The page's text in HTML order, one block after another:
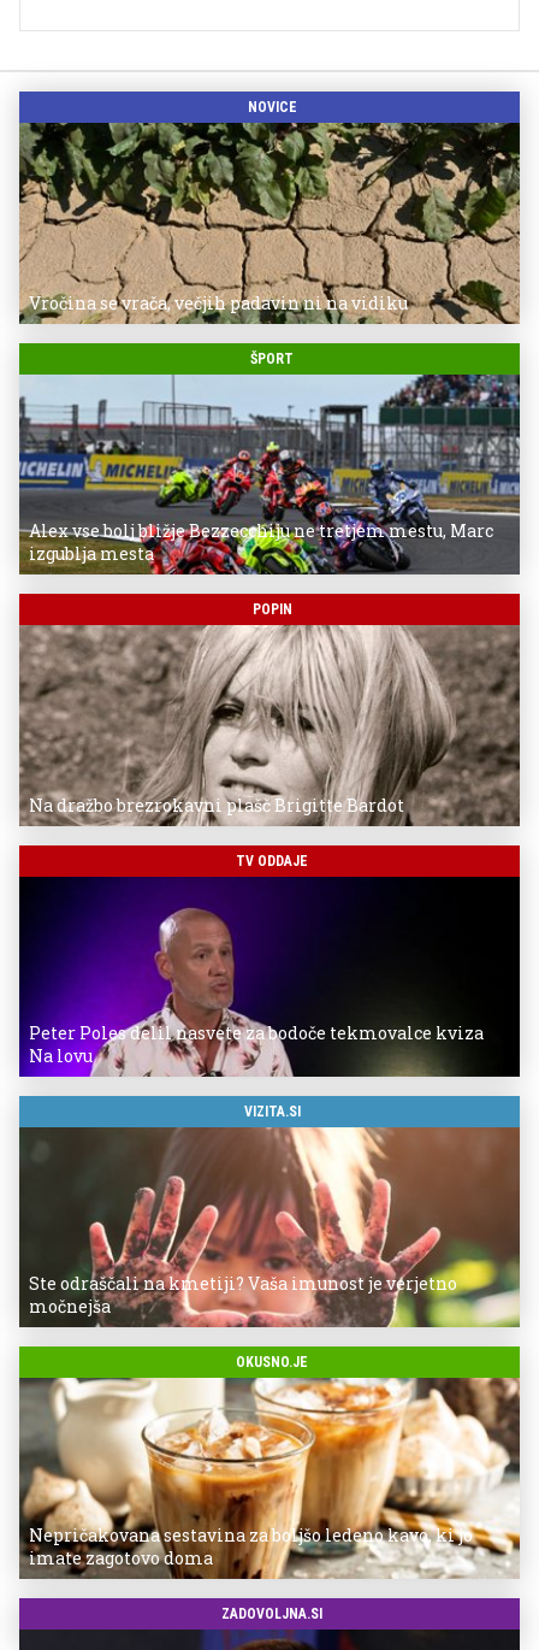
NOVICE
Vročina se vrača, večjih padavin ni na vidiku
ŠPORT
Alex vse bolj bližje Bezzecchiju ne tretjem mestu, Marc
izgublja mesta
POPIN
Na dražbo brezrokavni plašč Brigitte Bardot
TV ODDAJE
Peter Poles delil nasvete za bodoče tekmovalce kviza
Na lovu
VIZITA.SI
Ste odraščali na kmetiji? Vaša imunost je verjetno
močnejša
OKUSNO.JE
Nepričakovana sestavina za boljšo ledeno kavo, ki jo
imate zagotovo doma
ZADOVOLJNA.SI